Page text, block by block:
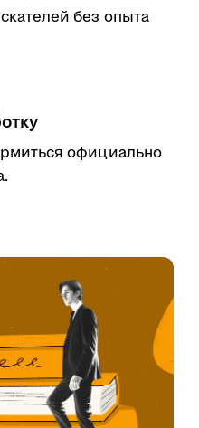
без опыта
официально